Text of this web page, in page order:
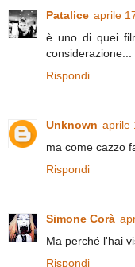
Patalice aprile
è uno di quei
considerazione...
Rispondi
Unknown aprile
ma come cazzo
Rispondi
Simone Corà
Ma perché l'hai
Rispondi